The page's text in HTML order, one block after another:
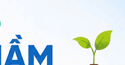
chấp thuận để